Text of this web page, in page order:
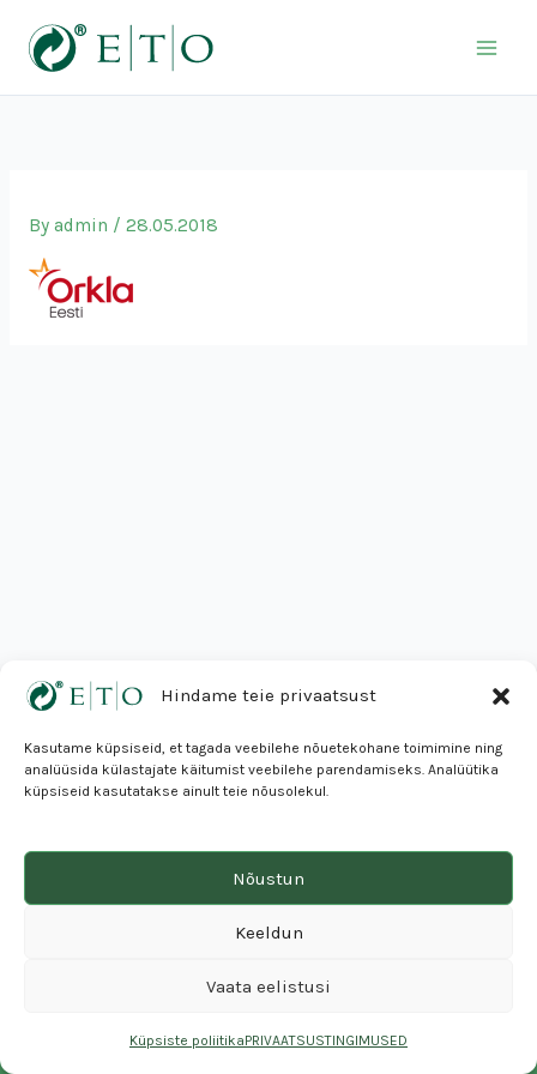
Hindame teie privaatsust
Kasutame küpsiseid, et tagada veebilehe nõuetekohane toimimine ning
analüüsida külastajate käitumist veebilehe parendamiseks. Analüütika
küpsiseid kasutatakse ainult teie nõusolekul.
Nõustun
Keeldun
Vaata eelistusi
Küpsiste poliitikaPRIVAATSUSTINGIMUSED
content
By admin / 28.05.2018
Eesti Taaskasutusorganisatsioon MTÜ
Tel 640 32 40 I eto@eto.ee
© 2026 ETO